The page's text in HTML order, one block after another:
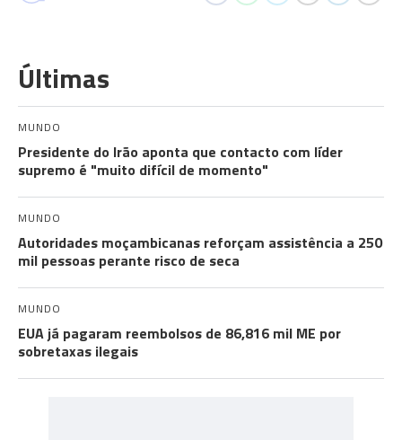
Últimas
MUNDO
Presidente do Irão aponta que contacto com líder
supremo é "muito difícil de momento"
MUNDO
Autoridades moçambicanas reforçam assistência a 250
mil pessoas perante risco de seca
MUNDO
EUA já pagaram reembolsos de 86,816 mil ME por
sobretaxas ilegais